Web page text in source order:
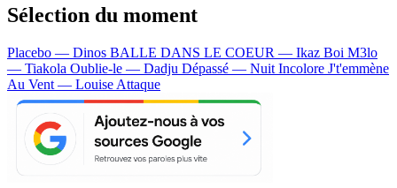
Sélection du moment
Placebo — Dinos BALLE DANS LE COEUR — Ikaz Boi M3lo
— Tiakola Oublie-le — Dadju Dépassé — Nuit Incolore J't'emmène
Au Vent — Louise Attaque